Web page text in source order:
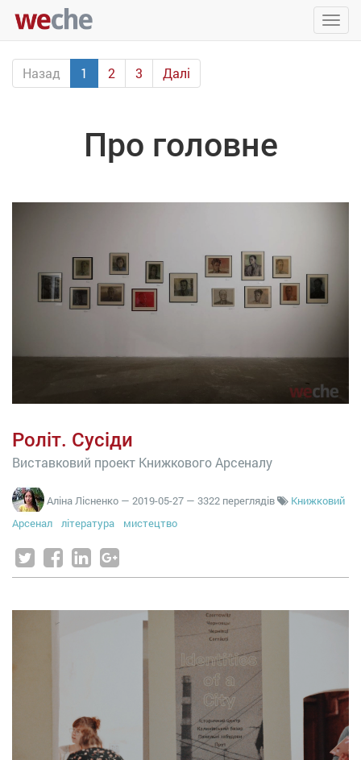
Назад
1 2 3 Далі
Про головне
Роліт. Сусіди
Виставковий проект Книжкового Арсеналу
Аліна Лісненко — 2019-05-27 — 3322 переглядів
Книжковий
Арсенал
література мистецтво